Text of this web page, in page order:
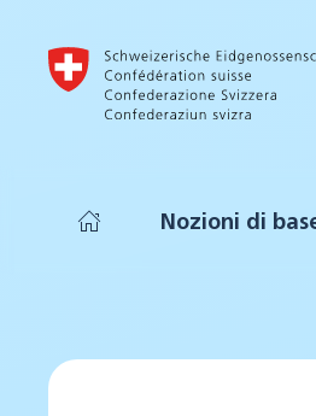
Skip to main content
Nozioni di